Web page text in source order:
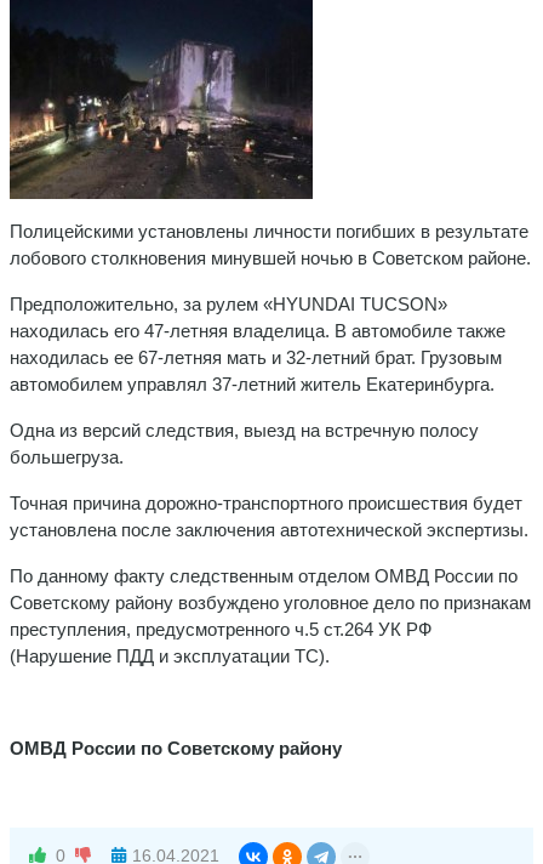
Полицейскими установлены личности погибших в результате
лобового столкновения минувшей ночью в Советском районе.
Предположительно, за рулем «HYUNDAI TUCSON»
находилась его 47-летняя владелица. В автомобиле также
находилась ее 67-летняя мать и 32-летний брат. Грузовым
автомобилем управлял 37-летний житель Екатеринбурга.
Одна из версий следствия, выезд на встречную полосу
большегруза.
Точная причина дорожно-транспортного происшествия будет
установлена после заключения автотехнической экспертизы.
По данному факту следственным отделом ОМВД России по
Советскому району возбуждено уголовное дело по признакам
преступления, предусмотренного ч.5 ст.264 УК РФ
(Нарушение ПДД и эксплуатации ТС).
ОМВД России по Советскому району
0 16.04.2021